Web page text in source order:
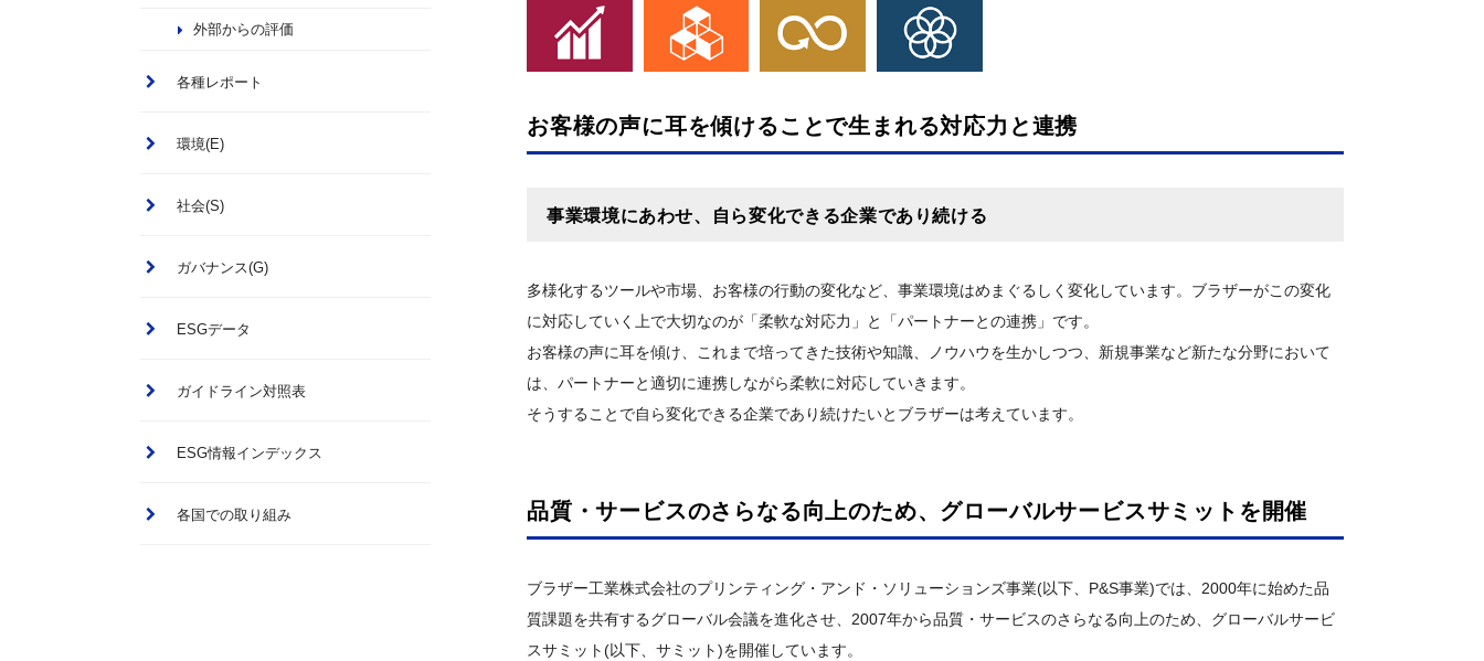
外部からの評価
各種レポート
環境(E)
社会(S)
ガバナンス(G)
ESGデータ
ガイドライン対照表
ESG情報インデックス
各国での取り組み
お客様の声に耳を傾けることで生まれる対応力と連携
事業環境にあわせ、自ら変化できる企業であり続ける
多様化するツールや市場、お客様の行動の変化など、事業環境はめまぐるしく変化しています。ブラザーがこの変化
に対応していく上で大切なのが「柔軟な対応力」と「パートナーとの連携」です。
お客様の声に耳を傾け、これまで培ってきた技術や知識、ノウハウを生かしつつ、新規事業など新たな分野において
は、パートナーと適切に連携しながら柔軟に対応していきます。
そうすることで自ら変化できる企業であり続けたいとブラザーは考えています。
品質・サービスのさらなる向上のため、グローバルサービスサミットを開催
ブラザー工業株式会社のプリンティング・アンド・ソリューションズ事業(以下、P&S事業)では、2000年に始めた品
質課題を共有するグローバル会議を進化させ、2007年から品質・サービスのさらなる向上のため、グローバルサービ
スサミット(以下、サミット)を開催しています。